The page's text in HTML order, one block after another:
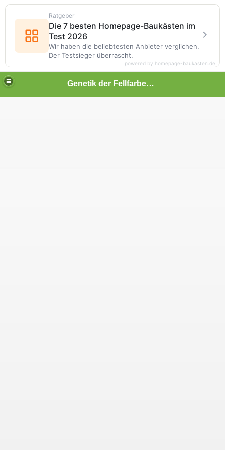
Genetik der Fellfarben beim Hund
Ratgeber
Die 7 besten Homepage-Baukästen im
Test 2026
Wir haben die beliebtesten Anbieter verglichen.
Der Testsieger überrascht.
powered by homepage-baukasten.de